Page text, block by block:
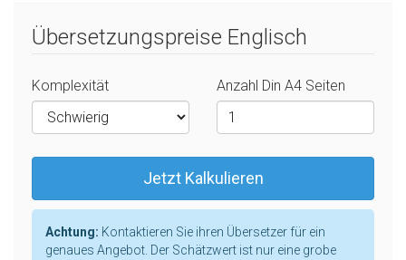
Übersetzungspreise Englisch
Komplexität Anzahl Din A4 Seiten
Jetzt Kalkulieren
Achtung: Kontaktieren Sie ihren Übersetzer für ein
genaues Angebot. Der Schätzwert ist nur eine grobe